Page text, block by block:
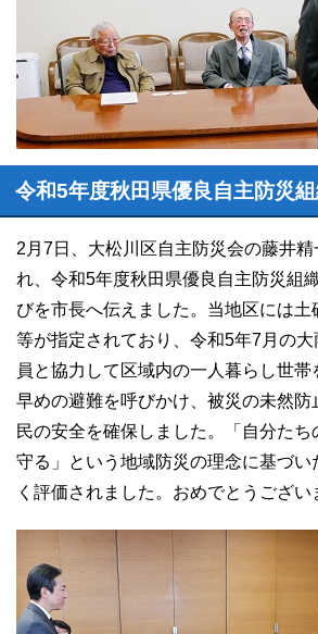
令和5年度秋田県優良自主防災
2月7日、大松川区自主防災会の藤井
れ、令和5年度秋田県優良自主防災組
びを市長へ伝えました。当地区には
等が指定されており、令和5年7月の
員と協力して区域内の一人暮らし世
早めの避難を呼びかけ、被災の未然防
民の安全を確保しました。「自分た
守る」という地域防災の理念に基づい
く評価されました。おめでとうござい